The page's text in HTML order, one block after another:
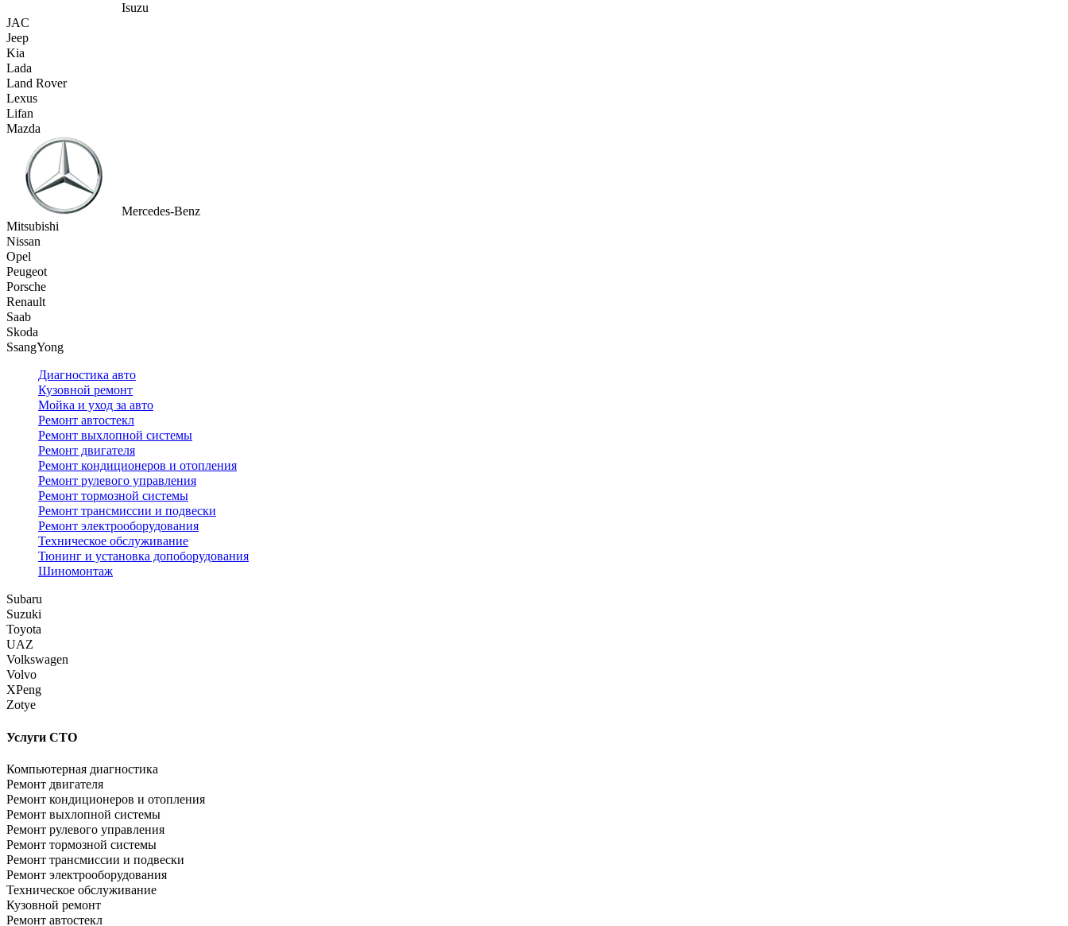
Isuzu
JAC
Jeep
Kia
Lada
Land Rover
Lexus
Lifan
Mazda
Mercedes-Benz
Mitsubishi
Nissan
Opel
Peugeot
Porsche
Renault
Saab
Skoda
SsangYong
Диагностика авто
Кузовной ремонт
Мойка и уход за авто
Ремонт автостекл
Ремонт выхлопной системы
Ремонт двигателя
Ремонт кондиционеров и отопления
Ремонт рулевого управления
Ремонт тормозной системы
Ремонт трансмиссии и подвески
Ремонт электрооборудования
Техническое обслуживание
Тюнинг и установка допоборудования
Шиномонтаж
Subaru
Suzuki
Toyota
UAZ
Volkswagen
Volvo
XPeng
Zotye
Услуги СТО
Компьютерная диагностика
Ремонт двигателя
Ремонт кондиционеров и отопления
Ремонт выхлопной системы
Ремонт рулевого управления
Ремонт тормозной системы
Ремонт трансмиссии и подвески
Ремонт электрооборудования
Техническое обслуживание
Кузовной ремонт
Ремонт автостекл